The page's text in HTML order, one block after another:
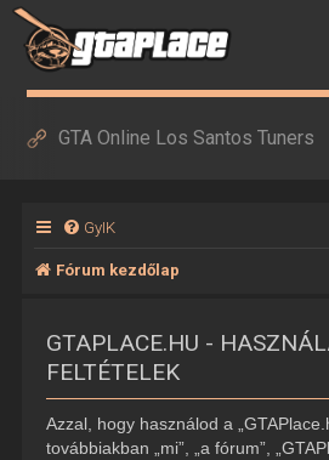
GTA Online Los Santos Tuners
GyIK
Fórum kezdőlap
GTAPLACE.HU -
FELTÉTELEK
Azzal, hogy használod a
továbbiakban „mi”, „a fórum”,